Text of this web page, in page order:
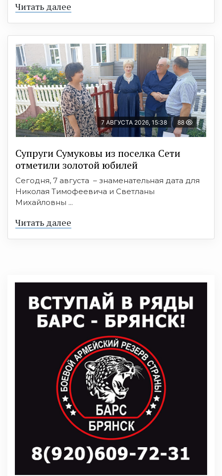
Читать далее
7 АВГУСТА 2026, 15:38 88
Супруги Сумуковы из поселка Сети
отметили золотой юбилей
Сегодня, 7 августа – знаменательная дата для
Николая Тимофеевича и Светланы
Михайловны ...
Читать далее